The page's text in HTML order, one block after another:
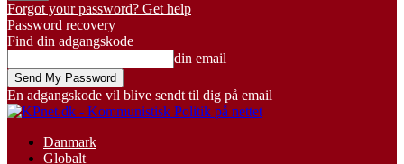
Forgot your password? Get help
Password recovery
Find din adgangskode
din email
En adgangskode vil blive sendt til dig på email
Danmark
Globalt